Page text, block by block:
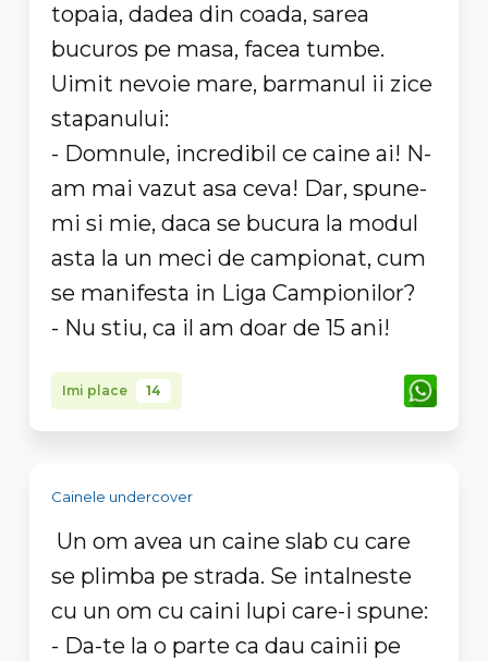
topaia, dadea din coada, sarea
bucuros pe masa, facea tumbe.
Uimit nevoie mare, barmanul ii zice
stapanului:
- Domnule, incredibil ce caine ai! N-
am mai vazut asa ceva! Dar, spune-
mi si mie, daca se bucura la modul
asta la un meci de campionat, cum
se manifesta in Liga Campionilor?
- Nu stiu, ca il am doar de 15 ani!
Imi place 14
Cainele undercover
Un om avea un caine slab cu care
se plimba pe strada. Se intalneste
cu un om cu caini lupi care-i spune:
- Da-te la o parte ca dau cainii pe